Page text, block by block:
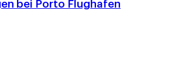
bei Porto Flughafen